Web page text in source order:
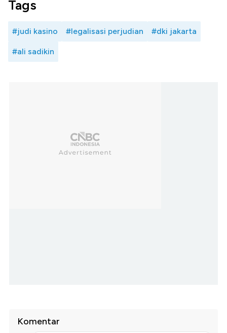
Tags
#judi kasino #legalisasi perjudian #dki jakarta
#ali sadikin
Komentar